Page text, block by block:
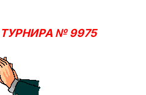
№ 9975